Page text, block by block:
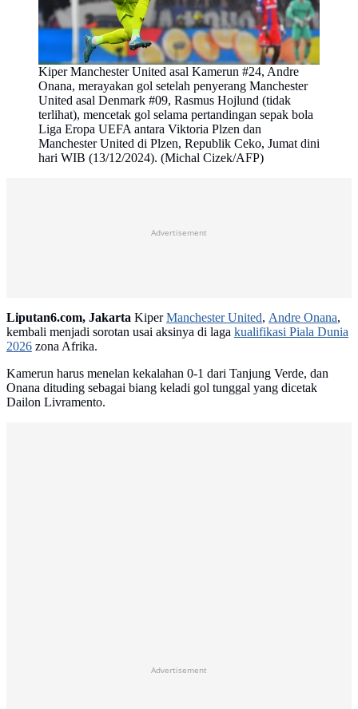
Kiper Manchester United asal Kamerun #24, Andre
Onana, merayakan gol setelah penyerang Manchester
United asal Denmark #09, Rasmus Hojlund (tidak
terlihat), mencetak gol selama pertandingan sepak bola
Liga Eropa UEFA antara Viktoria Plzen dan
Manchester United di Plzen, Republik Ceko, Jumat dini
hari WIB (13/12/2024). (Michal Cizek/AFP)
Advertisement
Liputan6.com, Jakarta KiperManchester United, Andre Onana,
kembali menjadi sorotan usai aksinya di laga kualifikasi Piala Dunia
2026 zona Afrika.
Kamerun harus menelan kekalahan 0-1 dari Tanjung Verde, dan
Onana dituding sebagai biang keladi gol tunggal yang dicetak
Dailon Livramento.
Advertisement